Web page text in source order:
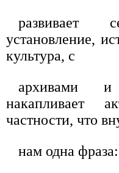
развивает
установление,
культура, с
архивами
накапливает
частности, что
нам одна фраза: